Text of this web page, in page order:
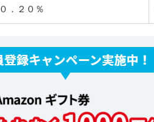
０．２０％